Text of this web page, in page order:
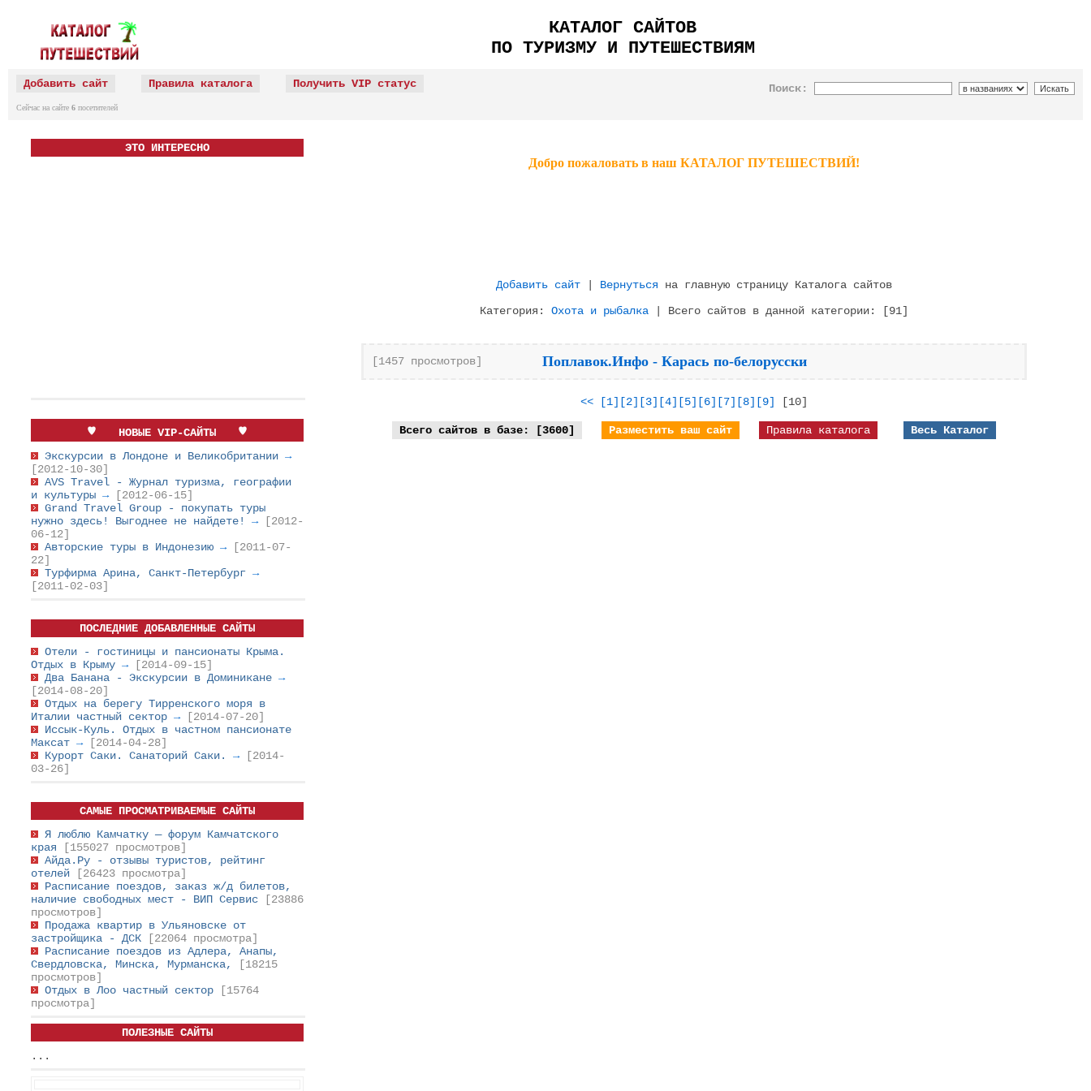
КАТАЛОГ САЙТОВ
ПО ТУРИЗМУ И ПУТЕШЕСТВИЯМ
Добавить сайт Правила каталога Получить VIP статус
Сейчас на сайте 6 посетителей
Поиск:
ЭТО ИНТЕРЕСНО
НОВЫЕ VIP-САЙТЫ
Экскурсии в Лондоне и Великобритании →
[2012-10-30]
AVS Travel - Журнал туризма, географии
и культуры →
[2012-06-15]
Grand Travel Group - покупать туры
нужно здесь! Выгоднее не найдете! →
[2012-
06-12]
Авторские туры в Индонезию →
[2011-07-
22]
Турфирма Арина, Санкт-Петербург →
[2011-02-03]
ПОСЛЕДНИЕ ДОБАВЛЕННЫЕ САЙТЫ
Отели - гостиницы и пансионаты Крыма.
Отдых в Крыму →
[2014-09-15]
Два Банана - Экскурсии в Доминикане →
[2014-08-20]
Отдых на берегу Тирренского моря в
Италии частный сектор →
[2014-07-20]
Иссык-Куль. Отдых в частном пансионате
Максат →
[2014-04-28]
Курорт Саки. Санаторий Саки. →
[2014-
03-26]
САМЫЕ ПРОСМАТРИВАЕМЫЕ САЙТЫ
Я люблю Камчатку — форум Камчатского
края
[155027 просмотров]
Айда.Ру - отзывы туристов, рейтинг
отелей
[26423 просмотра]
Расписание поездов, заказ ж/д билетов,
наличие свободных мест - ВИП Сервис
[23886
просмотров]
Продажа квартир в Ульяновске от
застройщика - ДСК
[22064 просмотра]
Расписание поездов из Адлера, Анапы,
Свердловска, Минска, Мурманска,
[18215
просмотров]
Отдых в Лоо частный сектор
[15764
просмотра]
ПОЛЕЗНЫЕ САЙТЫ
...
Добро пожаловать в наш КАТАЛОГ ПУТЕШЕСТВИЙ!
Добавить сайт Вернуться на главную страницу Каталога сайтов
Категория: Охота и рыбалка | Всего сайтов в данной категории: [91]
[1457 просмотров] Поплавок.Инфо - Карась по-белорусски
<< [1] [2] [3] [4] [5] [6] [7] [8] [9] [10]
Всего сайтов в базе: [3600] Разместить ваш сайт Правила каталога Весь Каталог